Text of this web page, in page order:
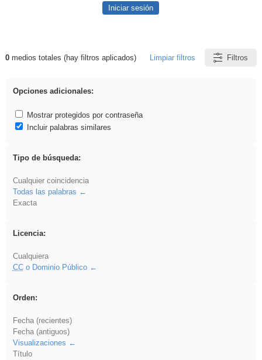
Iniciar sesión
Resultados de: Benagulu
0medios totales (hay filtros aplicados) Limpiar filtros Filtros
Opciones adicionales:
Mostrar protegidos por contraseña
Incluir palabras similares
Tipo de búsqueda:
Cualquier coincidencia
Todas las palabras
Exacta
Licencia:
Cualquiera
CCo Dominio Público
Orden:
Fecha (recientes)
Fecha (antiguos)
Visualizaciones
Título